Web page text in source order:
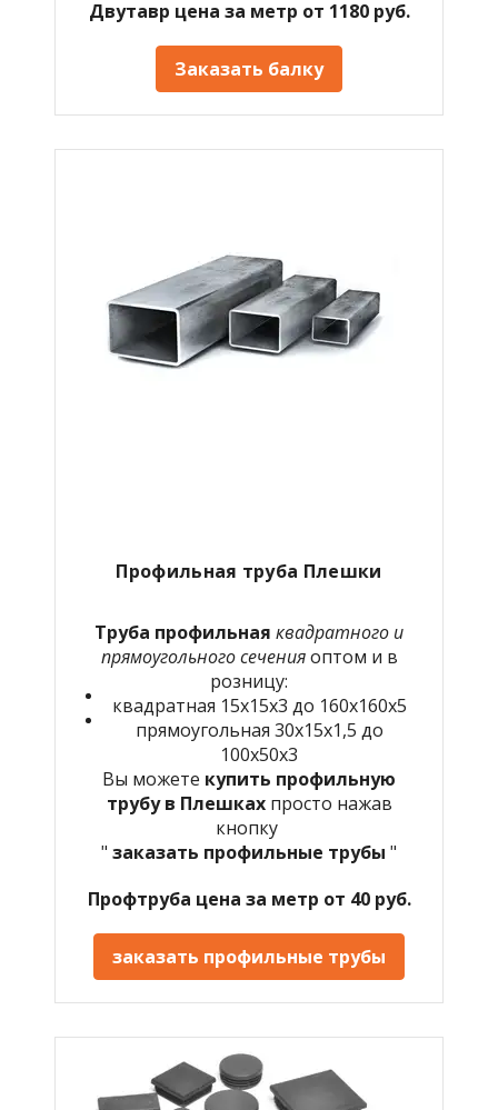
Двутавр цена за метр от 1180 руб.
Заказать балку
Профильная труба Плешки
Труба профильная квадратного и
прямоугольного сеченияоптом и в
розницу:
квадратная 15х15х3 до 160х160х5
прямоугольная 30х15х1,5 до
100х50х3
Вы можете купить профильную
трубу в Плешках просто нажав
кнопку
" заказать профильные трубы "
Профтруба цена за метр от 40 руб.
заказать профильные трубы